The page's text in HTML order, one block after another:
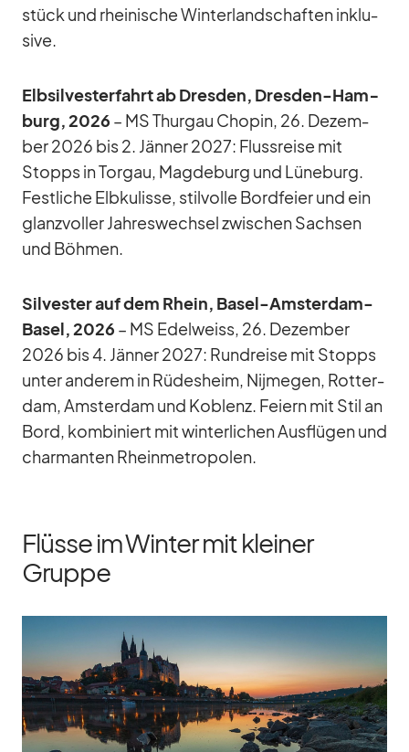
stück und rhei­ni­sche Win­ter­land­schaf­ten in­klu­
sive.
Elb­sil­ves­ter­fahrt ab Dres­den, Dres­den-Ham­
burg, 2026 – MS Thur­gau Cho­pin, 26. De­zem­
ber 2026 bis 2. Jän­ner 2027: Fluss­reise mit
Stopps in Tor­gau, Mag­de­burg und Lü­ne­burg.
Fest­li­che Elb­ku­lisse, stil­volle Bord­feier und ein
glanz­vol­ler Jah­res­wech­sel zwi­schen Sach­sen
und Böh­men.
Sil­ves­ter auf dem Rhein, Ba­sel-Ams­ter­dam-
Ba­sel, 2026 – MS Edel­weiss, 26. De­zem­ber
2026 bis 4. Jän­ner 2027: Rund­reise mit Stopps
un­ter an­de­rem in Rü­des­heim, Nij­me­gen, Rot­ter­
dam, Ams­ter­dam und Ko­blenz. Fei­ern mit Stil an
Bord, kom­bi­niert mit win­ter­li­chen Aus­flü­gen und
char­man­ten Rhein­me­tro­po­len.
Flüsse im Winter mit kleiner
Gruppe